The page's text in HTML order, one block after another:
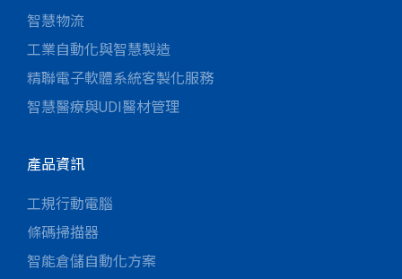
智慧物流
工業自動化與智慧製造
精聯電子軟體系統客製化服務
智慧醫療與UDI醫材管理
產品資訊
工規行動電腦
條碼掃描器
智能倉儲自動化方案